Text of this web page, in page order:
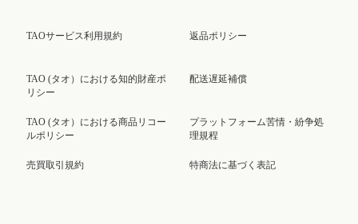
TAOサービス利用規約
TAO (タオ）における知的財産ポ
リシー
TAO (タオ）における商品リコー
ルポリシー
売買取引規約
返品ポリシー
配送遅延補償
プラットフォーム苦情・紛争処
理規程
特商法に基づく表記